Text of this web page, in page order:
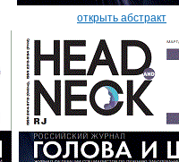
открыть абстракт